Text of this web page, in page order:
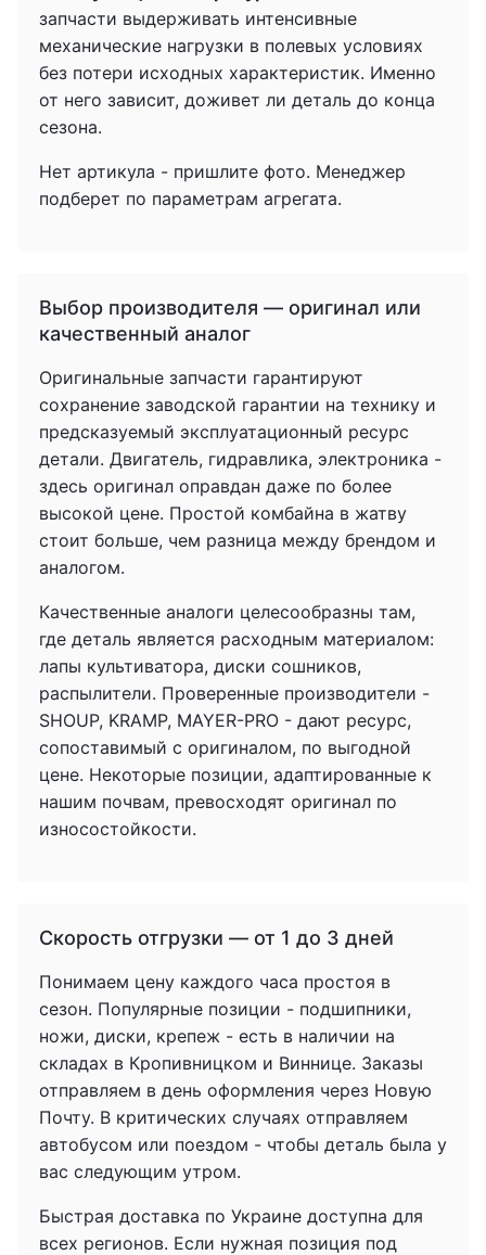
запчасти выдерживать интенсивные
механические нагрузки в полевых условиях
без потери исходных характеристик. Именно
от него зависит, доживет ли деталь до конца
сезона.
Нет артикула - пришлите фото. Менеджер
подберет по параметрам агрегата.
Выбор производителя — оригинал или
качественный аналог
Оригинальные запчасти гарантируют
сохранение заводской гарантии на технику и
предсказуемый эксплуатационный ресурс
детали. Двигатель, гидравлика, электроника -
здесь оригинал оправдан даже по более
высокой цене. Простой комбайна в жатву
стоит больше, чем разница между брендом и
аналогом.
Качественные аналоги целесообразны там,
где деталь является расходным материалом:
лапы культиватора, диски сошников,
распылители. Проверенные производители -
SHOUP, KRAMP, MAYER-PRO - дают ресурс,
сопоставимый с оригиналом, по выгодной
цене. Некоторые позиции, адаптированные к
нашим почвам, превосходят оригинал по
износостойкости.
Скорость отгрузки — от 1 до 3 дней
Понимаем цену каждого часа простоя в
сезон. Популярные позиции - подшипники,
ножи, диски, крепеж - есть в наличии на
складах в Кропивницком и Виннице. Заказы
отправляем в день оформления через Новую
Почту. В критических случаях отправляем
автобусом или поездом - чтобы деталь была у
вас следующим утром.
Быстрая доставка по Украине доступна для
всех регионов. Если нужная позиция под